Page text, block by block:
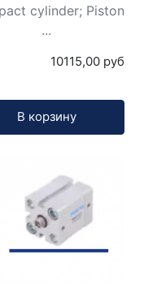
cylinder; Piston
...
10115,00 руб
В корзину